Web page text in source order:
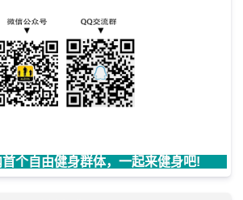
个自由健身群体，一起来健身吧!